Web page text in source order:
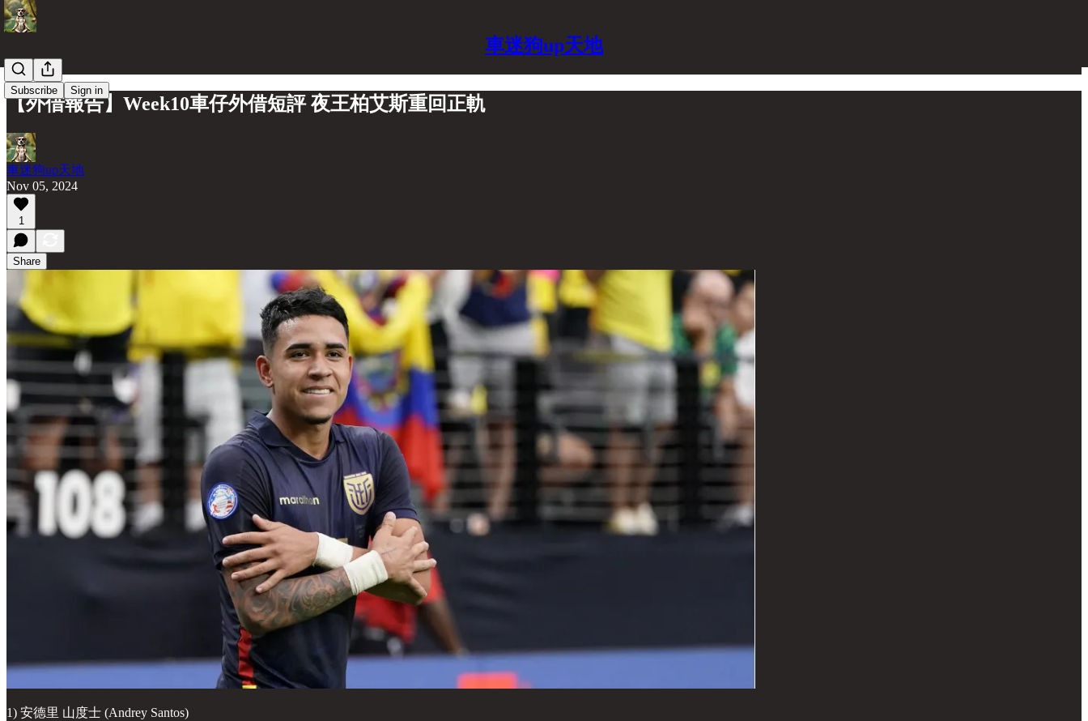
車迷狗up天地
Subscribe Sign in
【外借報告】Week10車仔外借短評 夜王柏艾斯重回正軌
車迷狗up天地
Nov 05, 2024
1
Share
1) 安德里 山度士 (Andrey Santos)